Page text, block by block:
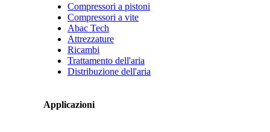
Compressori a pistoni
Compressori a vite
Abac Tech
Attrezzature
Ricambi
Trattamento dell'aria
Distribuzione dell'aria
Applicazioni